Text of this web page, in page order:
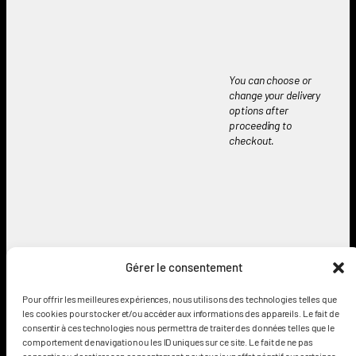
Gérer le consentement
Pour offrir les meilleures expériences, nous utilisons des technologies telles que
les cookies pour stocker et/ou accéder aux informations des appareils. Le fait de
consentir à ces technologies nous permettra de traiter des données telles que le
comportement de navigation ou les ID uniques sur ce site. Le fait de ne pas
You can choose or
change your delivery
options after
proceeding to
checkout.
François Baranger Shop
Illustrated Lovecraft – Signed books, originals and goodies.